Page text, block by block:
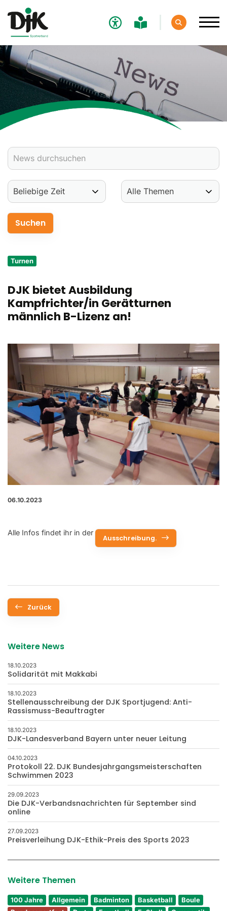
Turnen
DJK bietet Ausbildung
Kampfrichter/in Gerätturnen
männlich B-Lizenz an!
06.10.2023
Alle Infos findet ihr in der
Ausschreibung.
Zurück
Weitere News
18.10.2023
Solidarität mit Makkabi
18.10.2023
Stellenausschreibung der DJK Sportjugend: Anti-
Rassismuss-Beauftragter
18.10.2023
DJK-Landesverband Bayern unter neuer Leitung
04.10.2023
Protokoll 22. DJK Bundesjahrgangsmeisterschaften
Schwimmen 2023
29.09.2023
Die DJK-Verbandsnachrichten für September sind
online
27.09.2023
Preisverleihung DJK-Ethik-Preis des Sports 2023
Weitere Themen
100 Jahre Allgemein Badminton Basketball
Boule
Verband
Aktuelles
Verbands-News
Termine
Verantwortung
Aus- und Fortbildungen
Kontakt
Bundessportfest '26